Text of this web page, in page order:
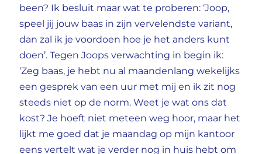
been? Ik besluit maar wat te proberen: ‘Joop,
speel jij jouw baas in zijn vervelendste variant,
dan zal ik je voordoen hoe je het anders kunt
doen’. Tegen Joops verwachting in begin ik:
‘Zeg baas, je hebt nu al maandenlang wekelijks
een gesprek van een uur met mij en ik zit nog
steeds niet op de norm. Weet je wat ons dat
kost? Je hoeft niet meteen weg hoor, maar het
lijkt me goed dat je maandag op mijn kantoor
eens vertelt wat je verder nog in huis hebt om